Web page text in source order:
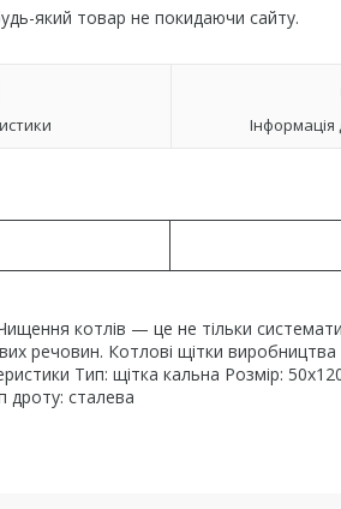
який товар не покидаючи сайту.
котлів — це не тільки
речовин. Котлові щітки виробництва
Тип: щітка кальна Розмір:
дроту: сталева